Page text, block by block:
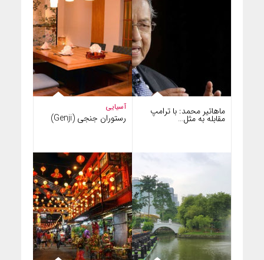
آسیایی
رستوران جنجی (Genji)
ماهاتیر محمد: با ترامپ
مقابله به مثل…